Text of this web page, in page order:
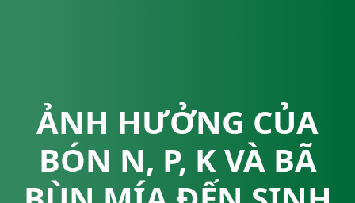
ẢNH HƯỞNG CỦA
BÓN N, P, K VÀ BÃ